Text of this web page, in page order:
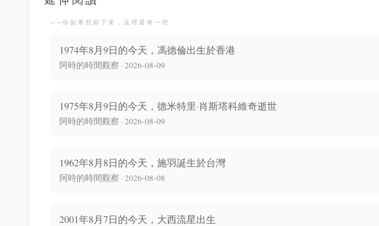
──你如果想留下來，這裡還有一些
1974年8月9日的今天，馮德倫出生於香港
阿時的時間觀察 · 2026-08-09
1975年8月9日的今天，德米特里·肖斯塔科維奇逝世
阿時的時間觀察 · 2026-08-09
1962年8月8日的今天，施羽誕生於台灣
阿時的時間觀察 · 2026-08-08
2001年8月7日的今天，大西流星出生